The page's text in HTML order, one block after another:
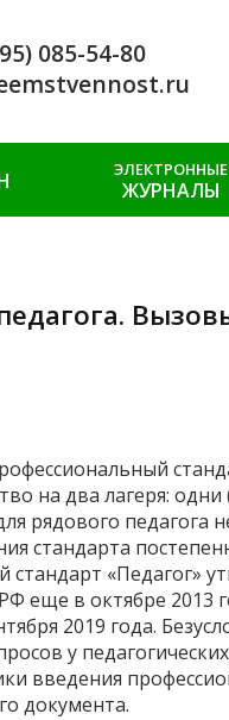
085-54-80
ЭЛЕКТРОННЫЕ
ЖУРНАЛЫ
на два лагеря:
рядового
стандарта
стандарт «Педагог»
еще в октябре 2013
2019 года.
у
введения
документа.